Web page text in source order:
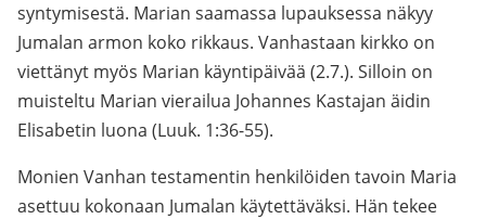
syntymisestä. Marian saamassa lupauksessa näkyy
Jumalan armon koko rikkaus. Vanhastaan kirkko on
viettänyt myös Marian käyntipäivää (2.7.). Silloin on
muisteltu Marian vierailua Johannes Kastajan äidin
Elisabetin luona (Luuk. 1:36-55).
Monien Vanhan testamentin henkilöiden tavoin Maria
asettuu kokonaan Jumalan käytettäväksi. Hän tekee